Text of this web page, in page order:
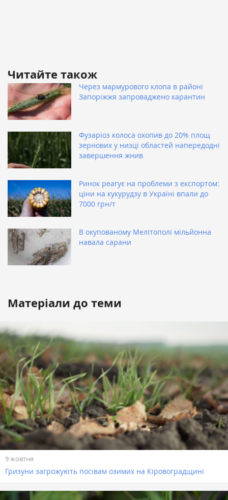
Читайте також
Через мармурового клопа в районі
Запоріжжя запроваджено карантин
Фузаріоз колоса охопив до 20% площ
зернових у низці областей напередодні
завершення жнив
Ринок реагує на проблеми з експортом:
ціни на кукурудзу в Україні впали до
7000 грн/т
В окупованому Мелітополі мільйонна
навала сарани
Матеріали до теми
9 жовтня
Гризуни загрожують посівам озимих на Кіровоградщині